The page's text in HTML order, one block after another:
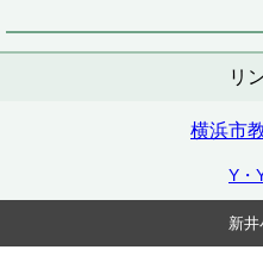
リ
横浜市
Y・
新井